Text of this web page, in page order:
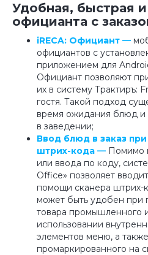
Удобная, быстрая
официанта с
iRECA: Официант —
официантов с
приложением для
Официант позволяют
их в систему Трактиръ:
гостя. Такой подход
время ожидания блюд и
в заведении;
Ввод блюд в заказ
штрих-кода — Помимо
или ввода по коду,
Office» позволяет
помощи сканера штрих-
может быть удобен при
товара промышленного
использовании
элементов меню, а
промаркированного на